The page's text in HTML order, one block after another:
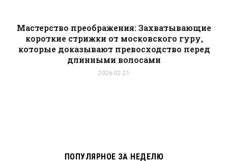
Мастерство преображения: Захватывающие
короткие стрижки от московского гуру,
которые доказывают превосходство перед
длинными волосами
2026-02-21
ПОПУЛЯРНОЕ ЗА НЕДЕЛЮ